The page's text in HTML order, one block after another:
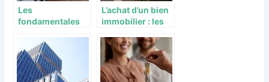
Les
fondamentales
dans l’immobilier
L’achat d’un bien
immobilier : les
inconvénients